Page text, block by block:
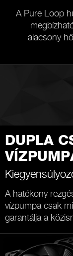
A Pure Loop
alacsony
DUPLA
A hatékony
vízpumpa csak
garantálja a